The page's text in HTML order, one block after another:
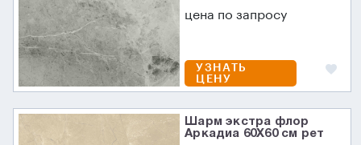
цена по запросу
УЗНАТЬ
ЦЕНУ
Шарм экстра флор
Аркадиа 60X60 см рет